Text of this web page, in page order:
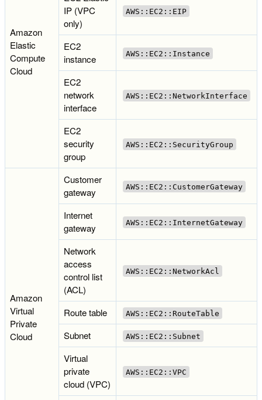
Amazon
Elastic
Compute
Cloud
IP (VPC
only)
AWS::EC2::EIP
EC2
instance
AWS::EC2::Instance
EC2
network
interface
AWS::EC2::NetworkInterface
EC2
security
group
AWS::EC2::SecurityGroup
Amazon
Virtual
Private
Cloud
Customer
gateway
AWS::EC2::CustomerGateway
Internet
gateway
AWS::EC2::InternetGateway
Network
access
control list
(ACL)
AWS::EC2::NetworkAcl
Route table AWS::EC2::RouteTable
Subnet AWS::EC2::Subnet
Virtual
private
cloud (VPC)
AWS::EC2::VPC